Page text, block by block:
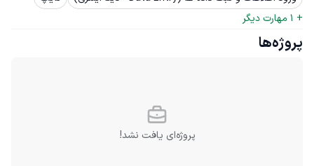
+
1 مهارت دیگر
پروژه‌ها
پروژه‌ای یافت نشد!